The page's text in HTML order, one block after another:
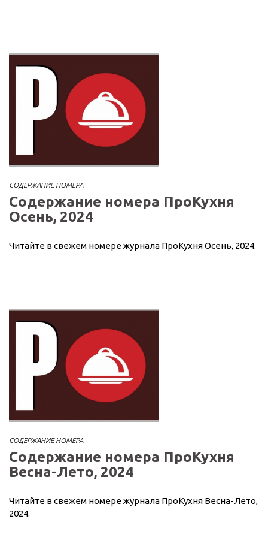
СОДЕРЖАНИЕ НОМЕРА
Содержание номера ПроКухня
Осень, 2024
Читайте в свежем номере журнала ПроКухня Осень, 2024.
СОДЕРЖАНИЕ НОМЕРА
Содержание номера ПроКухня
Весна-Лето, 2024
Читайте в свежем номере журнала ПроКухня Весна-Лето,
2024.